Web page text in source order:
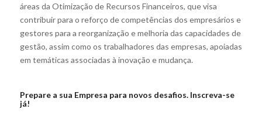
áreas da Otimização de Recursos Financeiros, que visa
contribuir para o reforço de competências dos empresários e
gestores para a reorganização e melhoria das capacidades de
gestão, assim como os trabalhadores das empresas, apoiadas
em temáticas associadas à inovação e mudança.
Prepare a sua Empresa para novos desafios. Inscreva-se
já!